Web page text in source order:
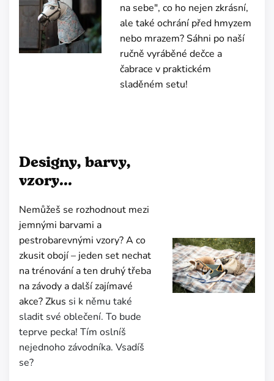
na sebe", co ho nejen zkrásní,
ale také ochrání před hmyzem
nebo mrazem? Sáhni po naší
ručně vyráběné dečce a
čabrace v praktickém
sladěném setu!
Designy, barvy,
vzory...
Nemůžeš se rozhodnout mezi
jemnými barvami a
pestrobarevnými vzory? A co
zkusit obojí – jeden set nechat
na trénování a ten druhý třeba
na závody a další zajímavé
akce? Zkus si k němu také
sladit své oblečení. To bude
teprve pecka! Tím oslníš
nejednoho závodníka. Vsadíš
se?